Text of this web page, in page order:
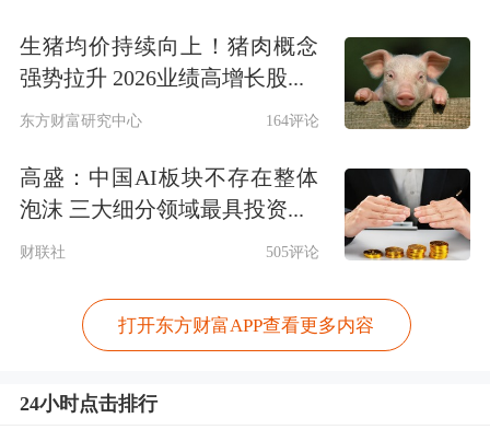
等领域的双向贸易。
五是双方就中方向美方采购飞机以及美
方保障飞机发动机、零部件对华供应等
达成有关安排，同意继续推进相关领域
合作。
发言人称，中美经贸磋商取得积极成
果，说明双方秉持相互尊重、平等互惠
生猪均价持续向上！猪肉概念
强势拉升 2026业绩高增长股...
东方财富研究中心 164评论
高盛：中国AI板块不存在整体
泡沫 三大细分领域最具投资...
财联社 505评论
打开东方财富APP查看更多内容
24小时点击排行